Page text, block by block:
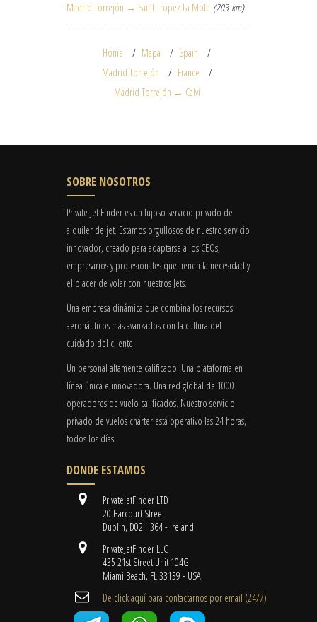
Madrid Torrejón → Saint Tropez La Mole (203 km)
Home Mapa
Spain
Madrid Torrejón
France
Madrid Torrejón → Calvi
SOBRE NOSOTROS
Private Jet Finder es un lujoso servicio privado de
alquiler de jet. Estamos orgullosos de nuestro servicio
innovador, creado para adaptarse a los CEOs,
empresarios y profesionales que tienen la necesidad y
el placer de volar con nuestros Jets.
Una empresa dinámica que combina los recursos
aeronáuticos más avanzados con la cultura del
cuidado del cliente.
Un personal altamente calificado. Una plataforma en
línea única e innovadora. Una red global de 1000
operadores de vuelo calificados. Nuestro servicio
privado de vuelos chárter está operativo las 24 horas,
todos los días.
DONDE ESTAMOS
PrivateJetFinder LTD
20 Harcourt Street
Dublin, D02 H364 - Ireland
PrivateJetFinder LLC
435 21st Street Unit 104G
Miami Beach, FL 33139 - USA
De click aquí para contactarnos por email ​(24/7)